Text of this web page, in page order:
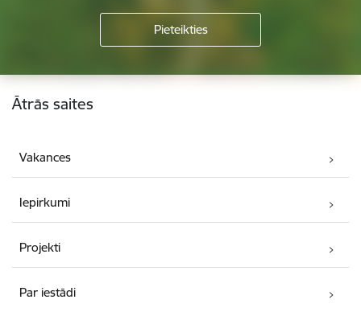
Kājene
Ātrās saites
Vakances
Iepirkumi
Projekti
Par iestādi